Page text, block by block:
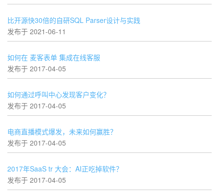
比开源快30倍的自研SQL Parser设计与实践
发布于 2021-06-11
如何在 麦客表单 集成在线客服
发布于 2017-04-05
如何通过呼叫中心发现客户变化？
发布于 2017-04-05
电商直播模式爆发，未来如何赢胜？
发布于 2017-04-05
2017年SaaS tr 大会：AI正吃掉软件？
发布于 2017-04-05